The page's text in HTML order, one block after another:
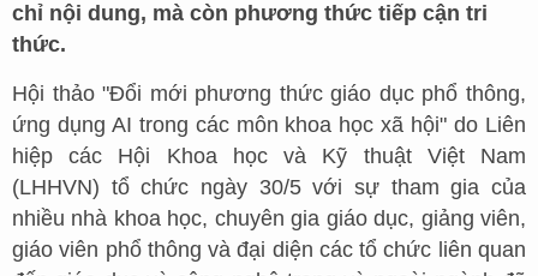
chỉ nội dung, mà còn phương thức tiếp cận tri
thức.
Hội thảo "Đổi mới phương thức giáo dục phổ thông,
ứng dụng AI trong các môn khoa học xã hội" do Liên
hiệp các Hội Khoa học và Kỹ thuật Việt Nam
(LHHVN) tổ chức ngày 30/5 với sự tham gia của
nhiều nhà khoa học, chuyên gia giáo dục, giảng viên,
giáo viên phổ thông và đại diện các tổ chức liên quan